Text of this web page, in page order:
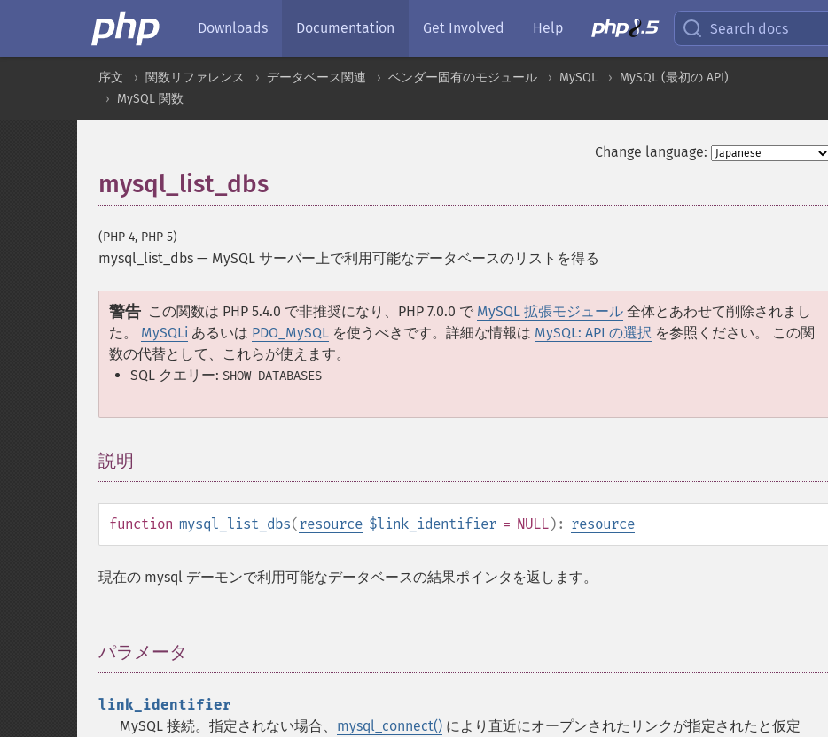
Downloads Documentation Get Involved Help Search docs
序文 関数リファレンス データベース関連 ベンダー固有のモジュール MySQL
MySQL (最初の API)
MySQL 関数
Change language:
mysql_list_dbs
(PHP 4, PHP 5)
mysql_list_dbs — MySQL サーバー上で利用可能なデータベースのリストを得る
警告 この関数は PHP 5.4.0 で非推奨になり、PHP 7.0.0 で MySQL 拡張モジュール 全体とあわせて削除されまし
た。 MySQLi あるいは PDO_MySQL を使うべきです。詳細な情報は MySQL: API の選択 を参照ください。 この関
数の代替として、これらが使えます。
SQL クエリー: SHOW DATABASES
説明
function mysql_list_dbs(resource $link_identifier = NULL): resource
現在の mysql デーモンで利用可能なデータベースの結果ポインタを返します。
パラメータ
link_identifier
MySQL 接続。指定されない場合、 mysql_connect() により直近にオープンされたリンクが指定されたと仮定